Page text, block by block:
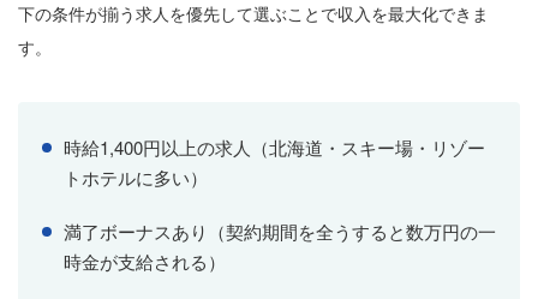
下の条件が揃う求人を優先して選ぶことで収入を最大化できま
す。
時給1,400円以上の求人（北海道・スキー場・リゾー
トホテルに多い）
満了ボーナスあり（契約期間を全うすると数万円の一
時金が支給される）